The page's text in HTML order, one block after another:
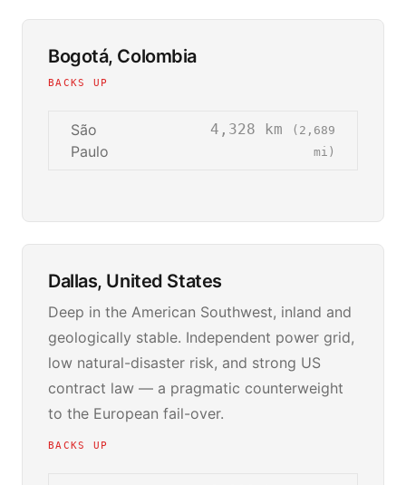
Bogotá, Colombia
BACKS UP
São
Paulo
4,328 km
(2,689
mi)
Dallas, United States
Deep in the American Southwest, inland and
geologically stable. Independent power grid,
low natural-disaster risk, and strong US
contract law — a pragmatic counterweight
to the European fail-over.
BACKS UP